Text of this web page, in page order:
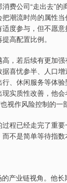
公司“走出去”的
潮流时尚的属性
度参与，但不愿
高配置比例。
若后续有更加强
喜忧参半、人口
、休闲服务等体
实质性改善，他
视作风险控制的一
已经走完了重要
不是简单等待指数
业链视角。他长